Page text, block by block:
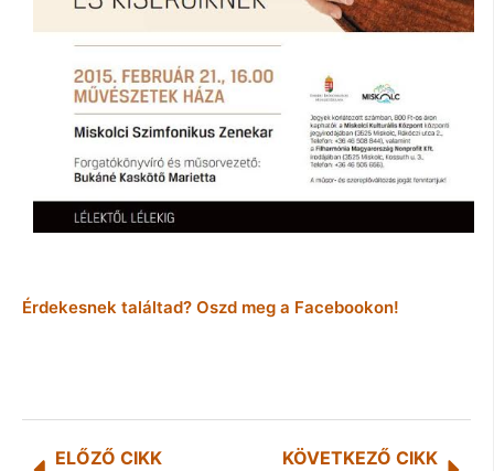
Érdekesnek találtad? Oszd meg a Facebookon!
ELŐZŐ CIKK KÖVETKEZŐ CIKK